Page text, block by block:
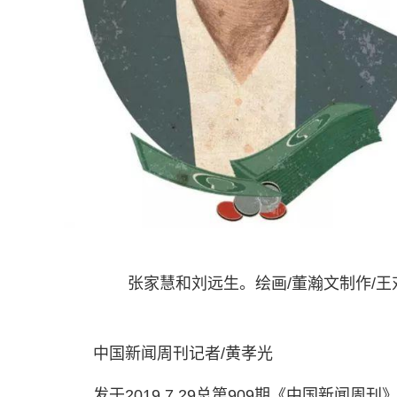
张家慧和刘远生。绘画/董瀚文制作/王
中国新闻周刊记者/黄孝光